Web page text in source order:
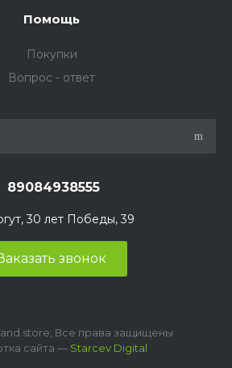
Помощь
Покупки
Вопрос - ответ
89084938555
30 лет Победы, 39
звонок
Все права защищены
сайта — Starcev Digital